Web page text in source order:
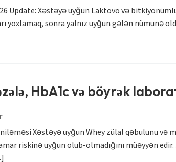
Xəstəyə uyğun Laktovo və
yoxlamaq, sonra yalnız uyğun gələn
HbA1c və böyrək
Xəstəyə uyğun Whey zülal qəbulunu
riskinə uyğun olub-olmadığını müəyyən